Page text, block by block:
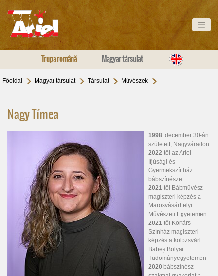
Trupa română Magyar társulat
Főoldal Magyar társulat Társulat Művészek
Nagy Tímea
1998. december 30-án
született, Nagyváradon
2022-től az Ariel
Ifjúsági és
Gyermekszínház
bábszínésze
2021-től Bábművész
magiszteri képzés a
Marosvásárhelyi
Művészeti Egyetemen
2021-től Kortárs
Színház magiszteri
képzés a kolozsvári
Babeș Bolyai
Tudományegyetemen
2020 bábszínész -